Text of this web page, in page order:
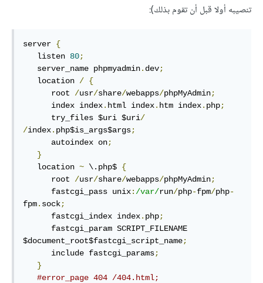
تنصيبه أولا قبل أن تقوم بذلك):
server {
   listen
80;
   server_name phpmyadmin
. dev;
   location
/ {
      root
/usr/share/webapps/phpMyAdmin;
      index index
. html index. htm index. php;
      try_files $uri $uri
/
/index. php$is_args$args;
      autoindex on
;
}
   location
~ \.php$ {
      root
/usr/share/webapps/phpMyAdmin;
      fastcgi_pass unix
: /var/run/php-fpm/php-
fpm. sock;
      fastcgi_index index
. php;
$document_root$fastcgi_script_name;
      include fastcgi_params
;
}
#error_page 404 /404.html;